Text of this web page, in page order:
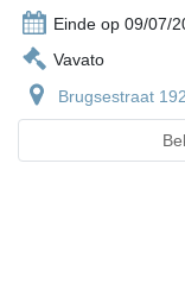
Einde op 09/07/
Vavato
Brugsestraat